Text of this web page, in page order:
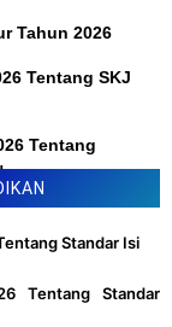
Tahun 2026
Tentang SKJ
Tentang
Standar Isi
Tentang Standar